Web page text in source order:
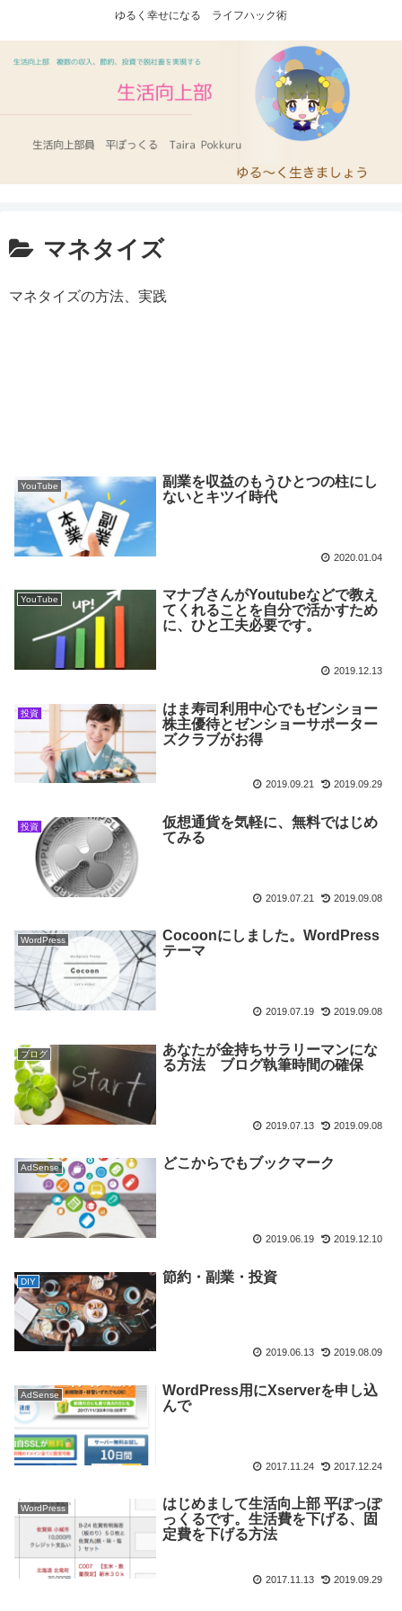
ゆるく幸せになる ライフハック術
マネタイズ
マネタイズの方法、実践
YouTube
副業を収益のもうひとつの柱にし
ないとキツイ時代
2020.01.04
YouTube
マナブさんがYoutubeなどで教え
てくれることを自分で活かすため
に、ひと工夫必要です。
2019.12.13
投資
はま寿司利用中心でもゼンショー
株主優待とゼンショーサポーター
ズクラブがお得
2019.09.21 2019.09.29
投資
仮想通貨を気軽に、無料ではじめ
てみる
2019.07.21 2019.09.08
WordPress
Cocoonにしました。WordPress
テーマ
2019.07.19 2019.09.08
ブログ
あなたが金持ちサラリーマンにな
る方法 ブログ執筆時間の確保
2019.07.13 2019.09.08
AdSense どこからでもブックマーク
2019.06.19 2019.12.10
DIY 節約・副業・投資
2019.06.13 2019.08.09
AdSense
WordPress用にXserverを申し込
んで
2017.11.24 2017.12.24
WordPress
はじめまして生活向上部 平ぽっぽ
っくるです。生活費を下げる、固
定費を下げる方法
2017.11.13 2019.09.29